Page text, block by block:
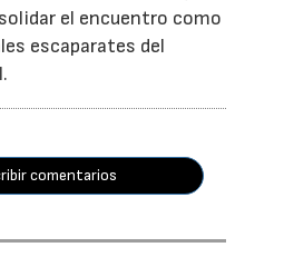
el encuentro como
escaparates del
comentarios